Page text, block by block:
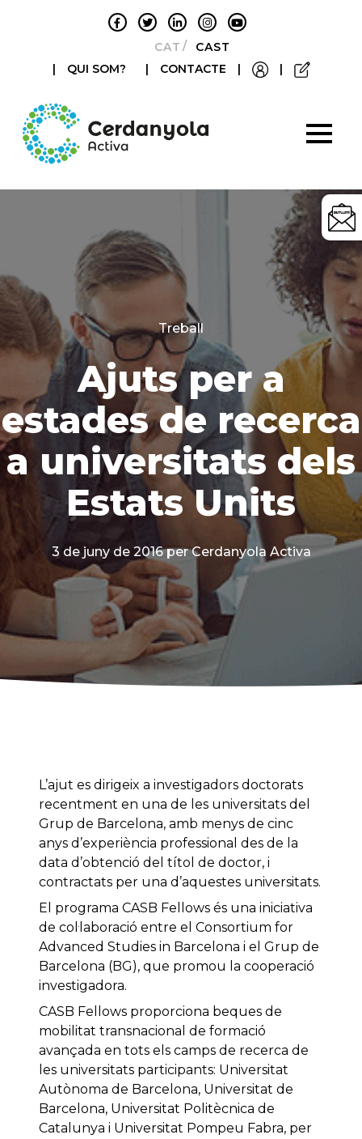
CATALÀCASTELLANO
|
QUI SOM? | CONTACTE | |
Categories
Treball
Ajuts per a
estades de recerca
a universitats dels
Estats Units
3 de juny de 2016 per Cerdanyola Activa
L’ajut es dirigeix a investigadors doctorats
recentment en una de les universitats del
Grup de Barcelona, amb menys de cinc
anys d’experiència professional des de la
data d’obtenció del títol de doctor, i
contractats per una d’aquestes universitats.
El programa CASB Fellows és una iniciativa
de col·laboració entre el Consortium for
Advanced Studies in Barcelona i el Grup de
Barcelona (BG), que promou la cooperació
investigadora.
CASB Fellows proporciona beques de
mobilitat transnacional de formació
avançada en tots els camps de recerca de
les universitats participants: Universitat
Autònoma de Barcelona, Universitat de
Barcelona, Universitat Politècnica de
Catalunya i Universitat Pompeu Fabra, per